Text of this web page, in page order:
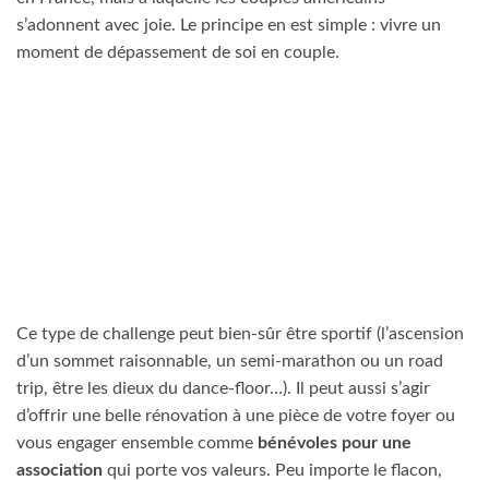
s’adonnent avec joie. Le principe en est simple : vivre un
moment de dépassement de soi en couple.
Ce type de challenge peut bien-sûr être sportif (l’ascension
d’un sommet raisonnable, un semi-marathon ou un road
trip, être les dieux du dance-floor…). Il peut aussi s’agir
d’offrir une belle rénovation à une pièce de votre foyer ou
vous engager ensemble comme bénévoles pour une
association qui porte vos valeurs. Peu importe le flacon,